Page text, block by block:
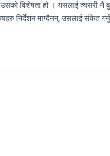
विशेषता हो । यसलाई त्यसरी नै
निर्देशन माग्दैनन्, उसलाई संकेत